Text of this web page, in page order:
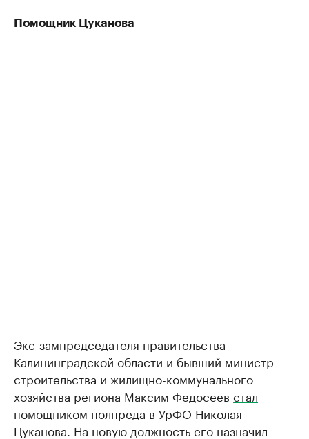
Помощник Цуканова
Экс-зампредседателя правительства
Калининградской области и бывший министр
строительства и жилищно-коммунального
хозяйства региона Максим Федосеев стал
помощником полпреда в УрФО Николая
Цуканова. На новую должность его назначил